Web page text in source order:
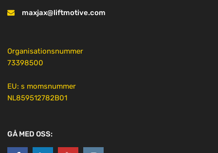
maxjax@liftmotive.com
Organisationsnummer
73398500
EU: s momsnummer
NL859512782B01
GÅ MED OSS: